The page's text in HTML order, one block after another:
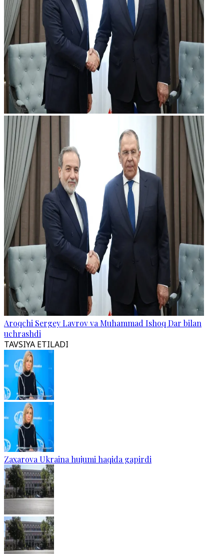
Aroqchi Sergey Lavrov va Muhammad Ishoq Dar bilan
uchrashdi
TAVSIYA ETILADI
Zaxarova Ukraina hujumi haqida gapirdi